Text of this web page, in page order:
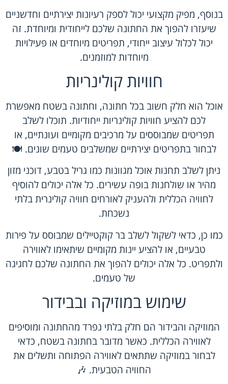
בנוסף, מפיק מקצועי יכול לספק רעיונות יצירתיים וחדשניים
שיעזרו להפוך את החתונה שלכם לייחודית ומיוחדת. זה
יכול לכלול עיצוב ייחודי, תפריטים מיוחדים או פעילויות
מיוחדות למוזמנים.
חוויות קולינריות
אוכל הוא חלק חשוב בכל חתונה, וחתונה בשטח מאפשרת
לכם להציע חוויות קולינריות ייחודיות. תוכלו לשלב
תפריטים שמבוססים על מרכיבים מקומיים ועונתיים, או
לבחור בתפריטים יצירתיים שמשלבים טעמים שונים. 🍽️
ניתן לשלב תחנות אוכל מגוונות כמו גריל בטבע, דוכני מזון
מהיר או שולחנות בופה עשירים. כל אלה יכולים להוסיף
לחוויה הכללית ולהעניק לאורחים חוויה קולינרית בלתי
נשכחת.
כמו כן, כדאי לשקול לשלב בר קוקטיילים שמבוסס על פירות
טבעיים, או להציע יינות מקומיים שיתאימו לאווירה
ולתפריט. כל אלה יכולים להפוך את החתונה שלכם לחגיגה
של טעמים.
שימוש במוזיקה ובבידור
המוזיקה והבידור הם חלק בלתי נפרד מהחתונה ומוסיפים
לאווירה הכללית. כאשר מדובר בחתונה בשטח, כדאי
לבחור במוזיקה שתתאים לאווירה הפתוחה ותשלים את
החוויה הטבעית. 🎶